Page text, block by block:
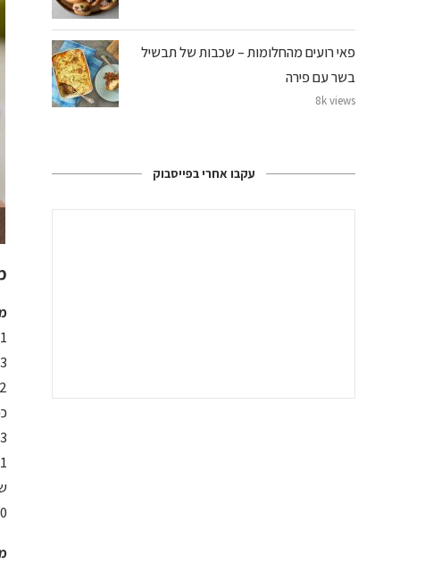
1 מיכל (250 מ”ל) שמנת מתוקה 38% או קרם קוקוס לגרסת פרווה
3 ביצים
1/2
2/3
1 ו-1/2 כוסות (210 גרם) קמח לבן
150 גרם
פאי רועים מהחלומות – שכבות של תבשיל
בשר עם פירה
8k views
עקבו אחרי בפייסבוק